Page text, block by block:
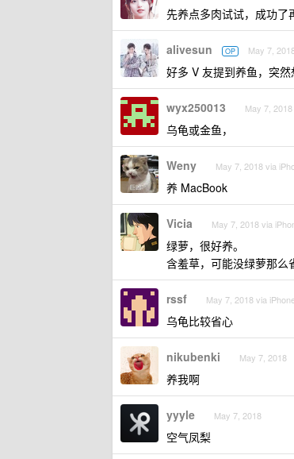
先养点多肉试试，成功了
alivesun OP May 7,
好多 V 友提到养鱼，突
wyx250013 May 7,
乌龟或金鱼，
Weny May 7, 2018 via
养 MacBook
Vicia May 7, 2018 via
绿萝，很好养。
含羞草，可能没绿萝那么
rssf May 7, 2018 via
乌龟比较省心
nikubenki May 7, 2018
养我啊
yyyle May 7, 2018
空气凤梨